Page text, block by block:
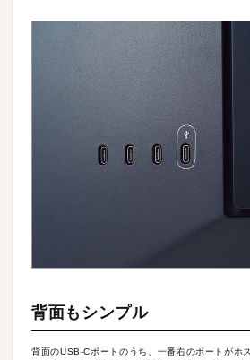
背面もシンプル
背面のUSB-Cポートのうち、一番右のポートがホ